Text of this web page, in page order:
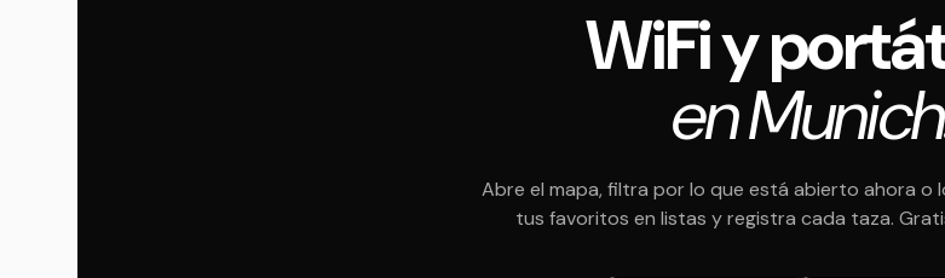
WiFi y
en
Abre el mapa, filtra por lo que está abierto ahora o
tus favoritos en listas y registra cada taza.